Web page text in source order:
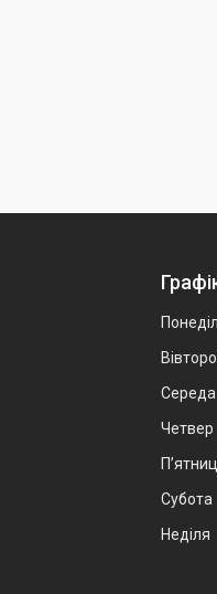
Середа
Четвер
Субота
Неділя